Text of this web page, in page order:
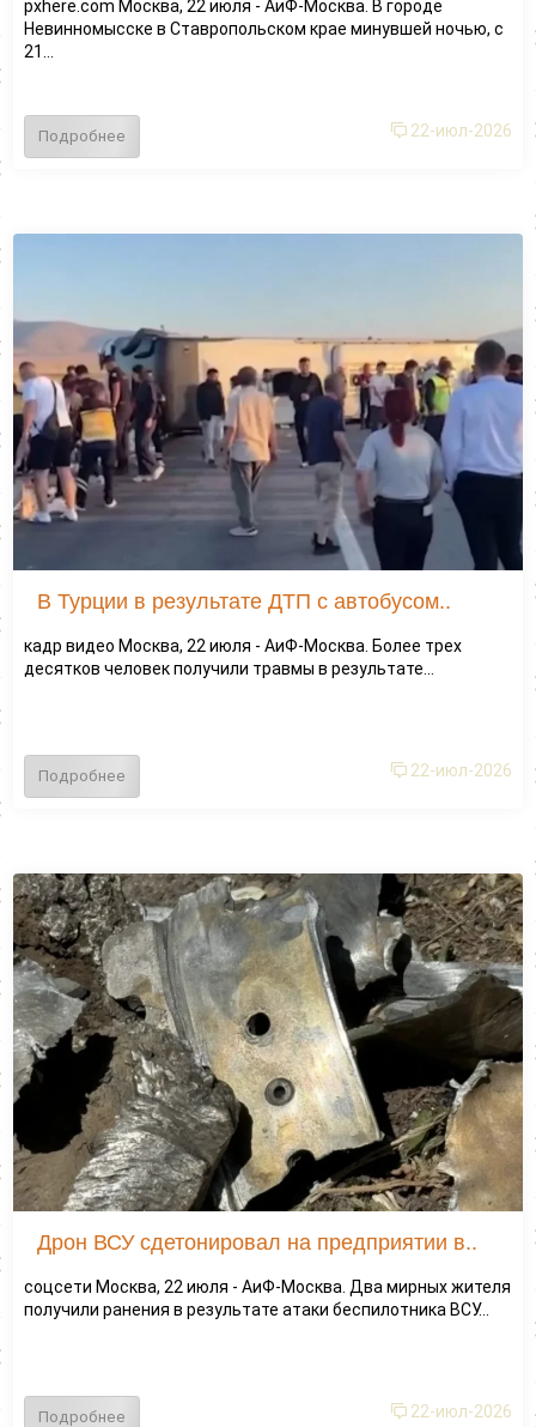
pxhere.com Москва, 22 июля - АиФ-Москва. В городе
Невинномысске в Ставропольском крае минувшей ночью, с
21...
Подробнее 22-июл-2026
В Турции в результате ДТП с автобусом..
кадр видео Москва, 22 июля - АиФ-Москва. Более трех
десятков человек получили травмы в результате...
Подробнее 22-июл-2026
Дрон ВСУ сдетонировал на предприятии в..
соцсети Москва, 22 июля - АиФ-Москва. Два мирных жителя
получили ранения в результате атаки беспилотника ВСУ...
Подробнее 22-июл-2026